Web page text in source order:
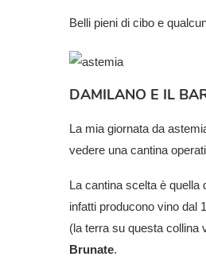
Belli pieni di cibo e
DAMILANO E IL
La mia giornata da
vedere una cantina
La cantina scelta è quella
infatti producono vino dal
(la terra su questa collina
Brunate.